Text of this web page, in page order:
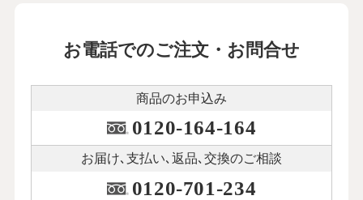
お電話でのご注文・お問合せ
商品のお申込み
0120-164-164
お届け､支払い､ 返品､交換のご相談
0120-701-234